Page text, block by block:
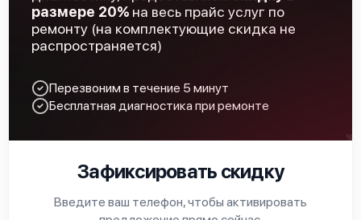
Замена ключей управления
Замена микросхемы логики
Замена шим контроллера
Восстановление после попадания влаги
размере 20% на весь прайс услуг по
ремонту (на комплектующие скидка не
распространяется)
Перезвоним в течение 5 минут
Бесплатная диагностика при ремонте
Зафиксировать скидку
Введите ваш телефон, чтобы активировать